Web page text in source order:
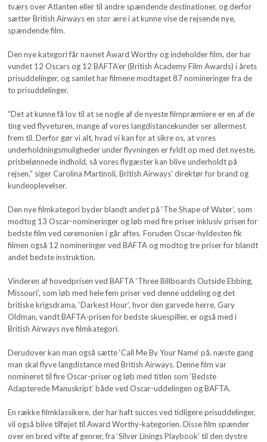
tværs over Atlanten eller til andre spændende destinationer, og derfor
sætter British Airways en stor ære i at kunne vise de rejsende nye,
spændende film.
Den nye kategori får navnet Award Worthy og indeholder film, der har
vundet 12 Oscars og 12 BAFTA’er (British Academy Film Awards) i årets
prisuddelinger, og samlet har filmene modtaget 87 nomineringer fra de
to prisuddelinger.
“Det at kunne få lov til at se nogle af de nyeste filmpræmiere er en af de
ting ved flyveturen, mange af vores langdistancekunder ser allermest
frem til. Derfor gør vi alt, hvad vi kan for at sikre os, at vores
underholdningsmuligheder under flyvningen er fyldt op med det nyeste,
prisbelønnede indhold, så vores flygæster kan blive underholdt på
rejsen,” siger Carolina Martinoli, British Airways’ direktør for brand og
kundeoplevelser.
Den nye filmkategori byder blandt andet på ‘The Shape of Water’, som
modtog 13 Oscar-nomineringer og løb med fire priser inklusiv prisen for
bedste film ved ceremonien i går aftes. Foruden Oscar-hyldesten fik
filmen også 12 nomineringer ved BAFTA og modtog tre priser for blandt
andet bedste instruktion.
Vinderen af hovedprisen ved BAFTA ‘Three Billboards Outside Ebbing,
Missouri’, som løb med hele fem priser ved denne uddeling og det
britiske krigsdrama, ‘Darkest Hour’, hvor den garvede herre, Gary
Oldman, vandt BAFTA-prisen for bedste skuespiller, er også med i
British Airways nye filmkategori.
Derudover kan man også sætte ‘Call Me By Your Name’ på, næste gang
man skal flyve langdistance med British Airways. Denne film var
nomineret til fire Oscar-priser og løb med titlen som ‘Bedste
Adapterede Manuskript’ både ved Oscar-uddelingen og BAFTA.
En række filmklassikere, der har haft succes ved tidligere prisuddelinger,
vil også blive tilføjet til Award Worthy-kategorien. Disse film spænder
over en bred vifte af genrer, fra ‘Silver Linings Playbook’ til den dystre